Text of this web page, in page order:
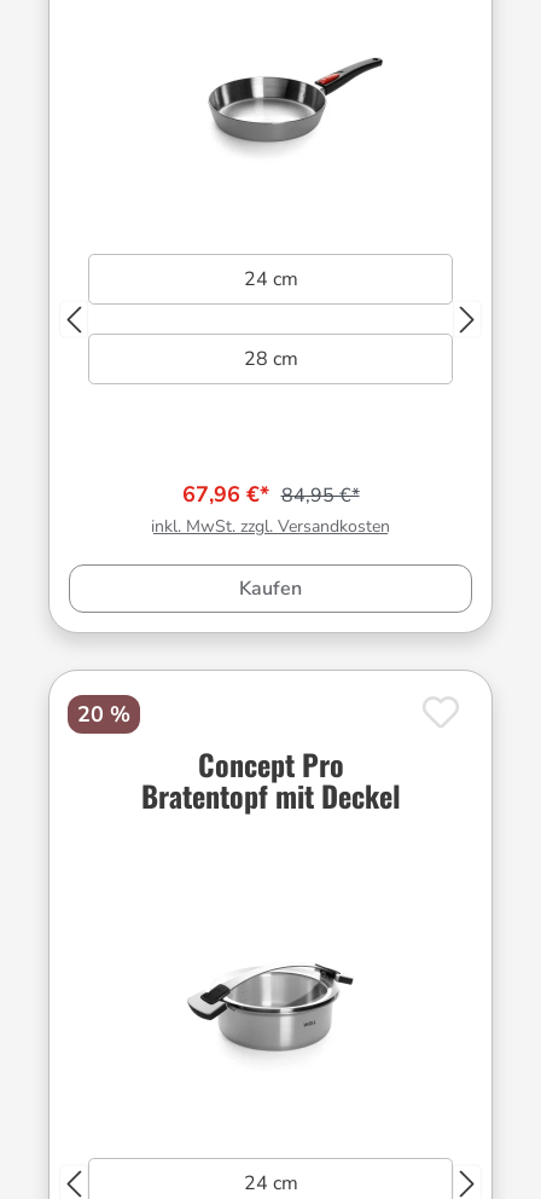
24 cm
28 cm
67,96 €* 84,95 €*
inkl. MwSt. zzgl. Versandkosten
Kaufen
20 %
Concept Pro
Bratentopf mit Deckel
24 cm